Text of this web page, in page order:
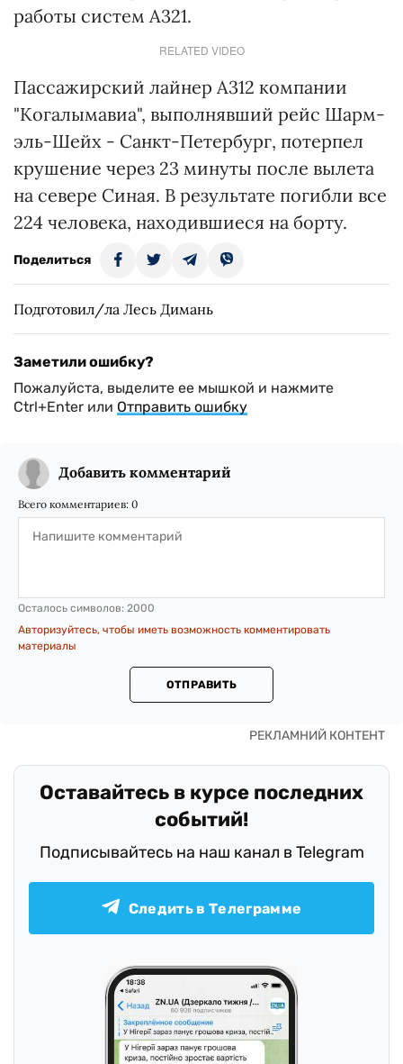
работы систем А321.
RELATED VIDEO
Пассажирский лайнер А312 компании
"Когалымавиа", выполнявший рейс Шарм-
эль-Шейх - Санкт-Петербург, потерпел
крушение через 23 минуты после вылета
на севере Синая. В результате погибли все
224 человека, находившиеся на борту.
Поделиться
Подготовил/ла Лесь Димань
Заметили ошибку?
Пожалуйста, выделите ее мышкой и нажмите
Ctrl+Enter или Отправить ошибку
Добавить комментарий
Всего комментариев: 0
Осталось символов: 2000
Авторизуйтесь, чтобы иметь возможность комментировать
материалы
ОТПРАВИТЬ
Оставайтесь в курсе последних
событий!
Подписывайтесь на наш канал в Telegram
Следить в Телеграмме